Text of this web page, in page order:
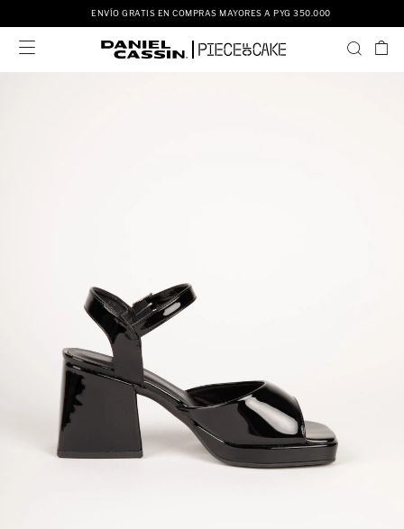
ENVÍO GRATIS EN COMPRAS MAYORES A PYG 350.000
